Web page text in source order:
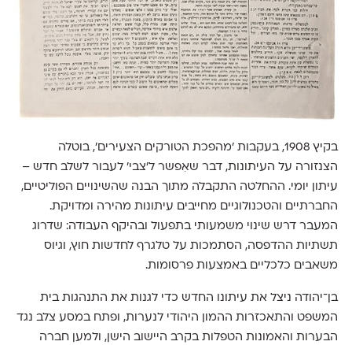
בקיץ 1908, בעקבות 'מהפכת הטורקים הצעירים', בוטלה
הצנזורה על העיתונות, דבר שאִפשר ל'צבי' לעבור לשלב חדש –
עיתון יומי. ההחלטה התקבלה מתוך הבנה שהשינויים הפוליטיים,
החברתיים והטכנולוגיים מחייבים עיתונות מהירה ומדויקת.
המעבר דרש שינוי משמעותי בתפעול ובהיקף העבודה: שדרוג
תשתיות ההדפסה, הסתמכות על טלגרף לחדשות חוץ, וגיוס
משאבים כלכליים באמצעות פרסומות.
בן־יהודה ניצל את עיתונו החדש כדי לגנות את התנהגות בית
המשפט והתאכזרות ההמון היהודי לנערות, ופתח במסע צלב נגד
הבערות והאמונות הטפלות בקרב היישוב הישן, ולמען חברה